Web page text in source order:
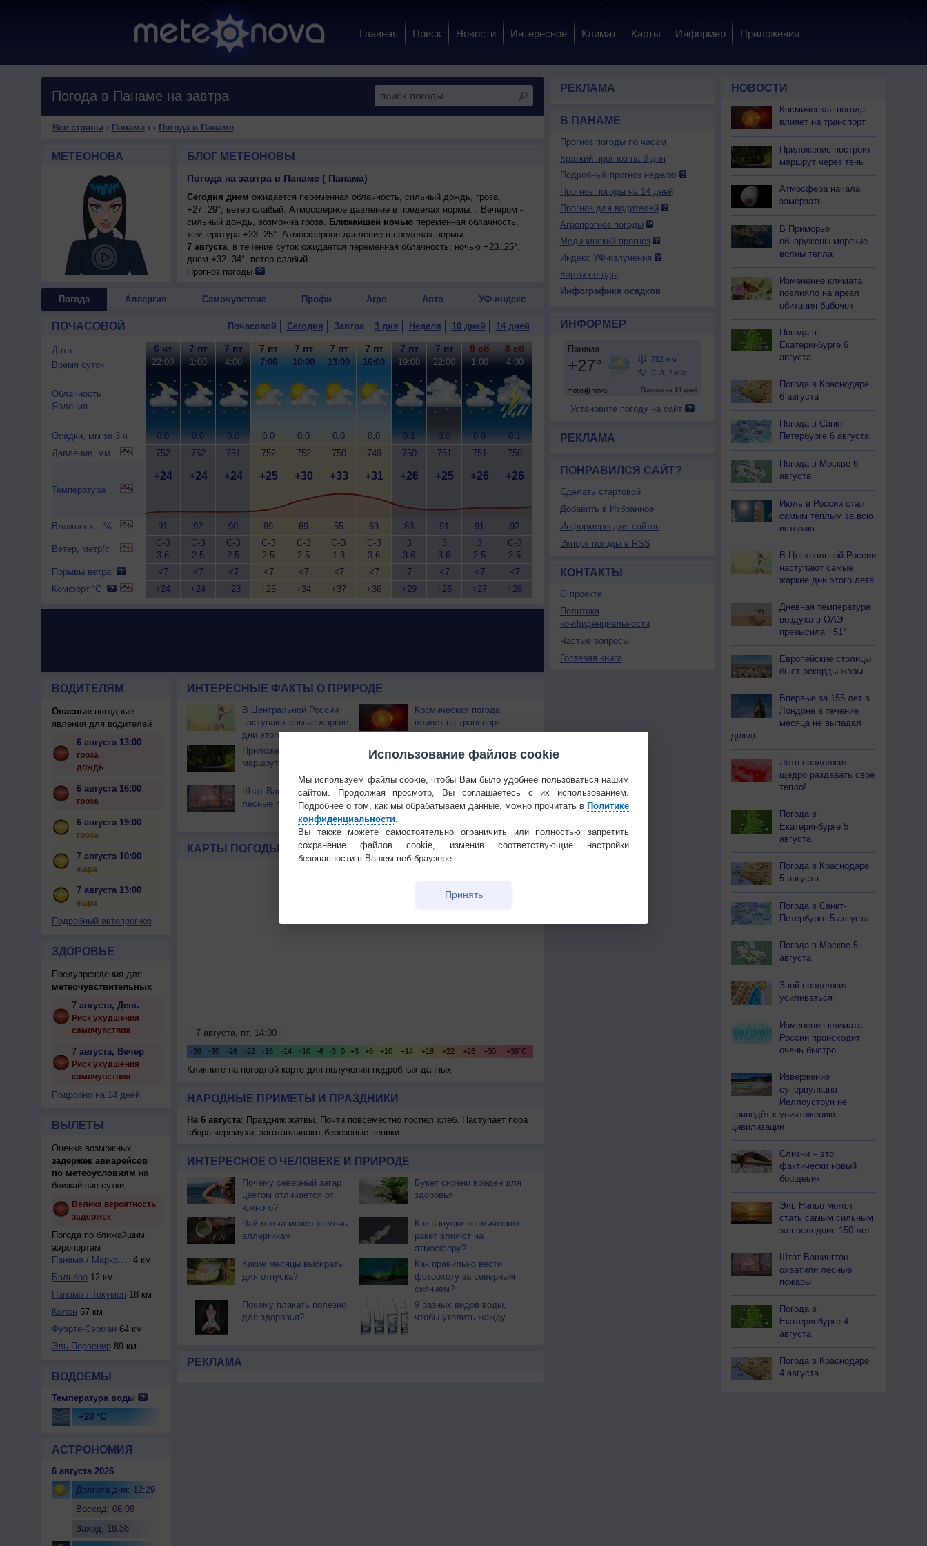
Главная Поиск Новости Интересное Климат Карты Информер Приложения
Погода в Панаме на завтра
Все страны › Панама› › Погода в Панаме
МЕТЕОНОВА БЛОГ МЕТЕОНОВЫ
Погода на завтра в Панаме ( Панама)
Сегодня днем ожидается переменная облачность, сильный дождь, гроза,
+27..29°, ветер слабый. Атмосферное давление в пределах нормы. . Вечером -
сильный дождь, возможна гроза. Ближайшей ночьюпеременная облачность,
температура +23..25°. Атмосферное давление в пределах нормы.
7 августа, в течение суток ожидается переменная облачность; ночью +23..25°,
днем +32..34°, ветер слабый.
Прогноз погоды
Погода Аллергия Самочувствие Профи Агро Авто УФ-индекс
ПОЧАСОВОЙ Почасовой Сегодня Завтра 3 дня Неделя 10 дней 14 дней
Дата
Время суток
Облачность
Явления
Осадки, мм за 3 ч
Давление, мм
Температура
Влажность, %
Ветер, метр/с
Порывы ветра
Комфорт,°C
6 чт
22:00
0.0
752
+24
91
С-З
3-6
<7
+24
7 пт
1:00
0.0
752
+24
92
С-З
2-5
<7
+24
7 пт
4:00
0.0
751
+24
90
С-З
2-5
<7
+23
7 пт
7:00
0.0
752
+25
89
С-З
2-5
<7
+25
7 пт
10:00
0.0
752
+30
69
С-З
2-5
<7
+34
7 пт
13:00
0.0
750
+33
55
С-В
1-3
<7
+37
7 пт
16:00
0.0
749
+31
63
С-З
3-6
<7
+36
7 пт
19:00
0.1
750
+26
83
З
3-6
7
+29
7 пт
22:00
0.0
751
+25
91
З
3-6
<7
+26
8 сб
1:00
0.0
751
+26
91
З
2-5
<7
+27
8 сб
4:00
0.1
750
+26
92
С-З
2-5
<7
+28
ВОДИТЕЛЯМ
Опасныепогодные
явления для водителей
6 августа 13:00
гроза
дождь
6 августа 16:00
гроза
6 августа 19:00
гроза
7 августа 10:00
жара
7 августа 13:00
жара
Подробный автопрогноз
ЗДОРОВЬЕ
Предупреждения для
метеочувствительных
7 августа, День
Риск ухудшения
самочувствия
7 августа, Вечер
Риск ухудшения
самочувствия
Подробно на 14 дней
ВЫЛЕТЫ
Оценка возможных
задержек авиарейсов
по метеоусловиям на
ближайшие сутки
Велика вероятность
задержек
Погода по ближайшим
аэропортам
Панама / Маркос А...
4 км
Бальбоа12 км
Панама / Токумен 18 км
Колон 57 км
Фуэрте-Сэрман 64 км
Эль-Порвенир89 км
ВОДОЕМЫ
Температура воды
+28 °C
АСТРОНОМИЯ
6 августа 2026
Долгота дня: 12:29
Восход: 06:09
Заход: 18:38
ИНТЕРЕСНЫЕ ФАКТЫ О ПРИРОДЕ
В Центральной России
наступают самые жаркие
дни этого лета
Космическая погода
влияет на транспорт
Приложение построит
маршрут через тень
В Приморье обнаружены
морские волны тепла
Штат Вашингтон охватили
лесные пожары
КАРТЫ ПОГОДЫ Температура Облачность Осадки
Кликните на погодной карте для получения подробных данных
НАРОДНЫЕ ПРИМЕТЫ И ПРАЗДНИКИ
На 6 августа: Праздник жатвы. Почти повсеместно поспел хлеб. Наступает пора
сбора черемухи, заготавливают березовые веники.
ИНТЕРЕСНОЕ О ЧЕЛОВЕКЕ И ПРИРОДЕ
Почему северный загар
цветом отличается от
южного?
Букет сирени вреден для
здоровья
Чай матча может помочь
аллергикам
Как запуски космических
ракет влияют на
атмосферу?
Какие месяцы выбирать
для отпуска?
Как правильно вести
фотоохоту за северным
сиянием?
Почему плакать полезно
для здоровья?
9 разных видов воды,
чтобы утолить жажду
РЕКЛАМА
РЕКЛАМА
В ПАНАМЕ
Прогноз погоды по часам
Краткий прогноз на 3 дня
Подробный прогноз неделю
Прогноз погоды на 14 дней
Прогноз для водителей
Агропрогноз погоды
Медицинский прогноз
Индекс УФ-излучения
Карты погоды
Инфографика осадков
ИНФОРМЕР
Установите погоду на сайт
РЕКЛАМА
ПОНРАВИЛСЯ САЙТ?
Сделать стартовой
Добавить в Избранное
Информеры для сайтов
Экпорт погоды в RSS
КОНТАКТЫ
О проекте
Политика
конфиденциальности
Частые вопросы
Гостевая книга
НОВОСТИ
Космическая погода
влияет на транспорт
Приложение построит
маршрут через тень
Атмосфера начала
замерзать
В Приморье
обнаружены морские
волны тепла
Изменение климата
повлияло на ареал
обитания бабочек
Погода в
Екатеринбурге 6
августа
Погода в Краснодаре
6 августа
Погода в Санкт-
Петербурге 6 августа
Погода в Москве 6
августа
Июль в России стал
самым тёплым за всю
историю
В Центральной России
наступают самые
жаркие дни этого лета
Дневная температура
воздуха в ОАЭ
превысила +51°
Европейские столицы
бьют рекорды жары
Впервые за 155 лет в
Лондоне в течение
месяца не выпадал
дождь
Лето продолжит
щедро раздавать своё
тепло!
Погода в
Екатеринбурге 5
августа
Погода в Краснодаре
5 августа
Погода в Санкт-
Петербурге 5 августа
Погода в Москве 5
августа
Зной продолжит
усиливаться
Изменение климата
России происходит
очень быстро
Извержение
супервулкана
Йеллоустоун не
приведёт к уничтожению
цивилизации
Слизни – это
фактически новый
борщевик
Эль-Ниньо может
стать самым сильным
за последние 150 лет
Штат Вашингтон
охватили лесные
пожары
Погода в
Екатеринбурге 4
августа
Погода в Краснодаре
4 августа
Использование файлов cookie
Мы используем файлы cookie, чтобы Вам было удобнее пользоваться нашим
сайтом. Продолжая просмотр, Вы соглашаетесь с их использованием.
Подробнее о том, как мы обрабатываем данные, можно прочитать в Политике
конфиденциальности.
Вы также можете самостоятельно ограничить или полностью запретить
сохранение файлов cookie, изменив соответствующие настройки
безопасности в Вашем веб-браузере.
Принять